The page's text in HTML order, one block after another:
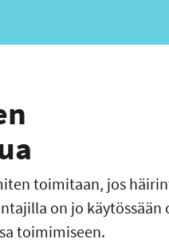
toimitaan, jos
on jo käytössään
toimimiseen.